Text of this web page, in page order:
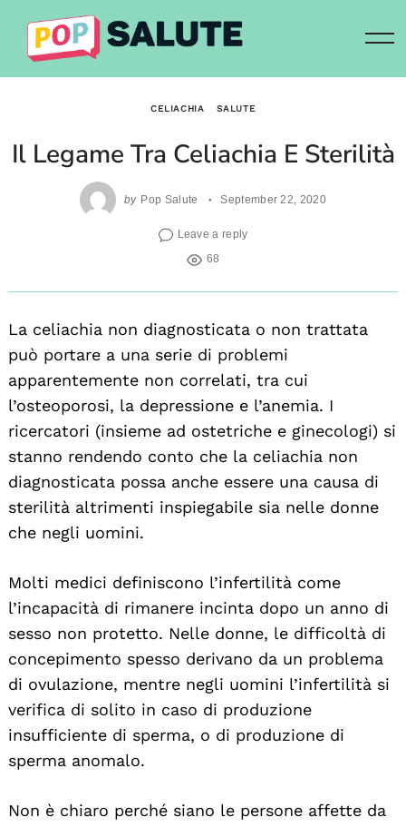
content
CELIACHIA SALUTE
Il Legame Tra Celiachia E Sterilità
by Pop Salute September 22, 2020
Leave a reply
68
La celiachia non diagnosticata o non trattata
può portare a una serie di problemi
apparentemente non correlati, tra cui
l’osteoporosi, la depressione e l’anemia. I
ricercatori (insieme ad ostetriche e ginecologi) si
stanno rendendo conto che la celiachia non
diagnosticata possa anche essere una causa di
sterilità altrimenti inspiegabile sia nelle donne
che negli uomini.
Molti medici definiscono l’infertilità come
l’incapacità di rimanere incinta dopo un anno di
sesso non protetto. Nelle donne, le difficoltà di
concepimento spesso derivano da un problema
di ovulazione, mentre negli uomini l’infertilità si
verifica di solito in caso di produzione
insufficiente di sperma, o di produzione di
sperma anomalo.
Non è chiaro perché siano le persone affette da